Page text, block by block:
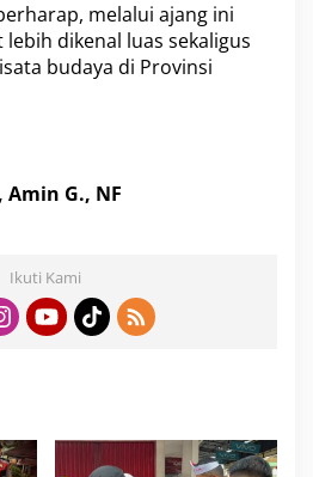
melalui ajang ini
lebih dikenal luas sekaligus
budaya di Provinsi
G., NF
Ikuti Kami